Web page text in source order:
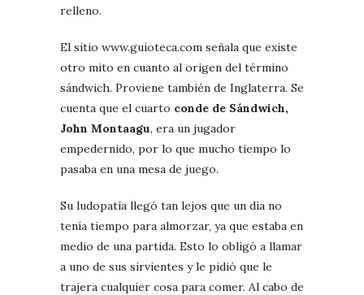
relleno.
El sitio www.guioteca.com señala que existe
otro mito en cuanto al origen del término
sándwich. Proviene también de Inglaterra. Se
cuenta que el cuarto conde de Sándwich,
John Montaagu, era un jugador
empedernido, por lo que mucho tiempo lo
pasaba en una mesa de juego.
Su ludopatía llegó tan lejos que un día no
tenía tiempo para almorzar, ya que estaba en
medio de una partida. Esto lo obligó a llamar
a uno de sus sirvientes y le pidió que le
trajera cualquier cosa para comer. Al cabo de